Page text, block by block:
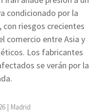
condicionado por la
riesgos crecientes
comercio entre Asia y
Los fabricantes
se verán por la
| Madrid